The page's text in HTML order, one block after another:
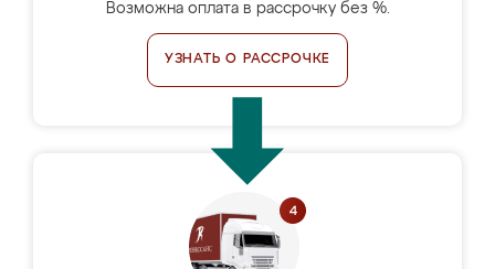
Возможна оплата в рассрочку без %.
УЗНАТЬ О РАССРОЧКЕ